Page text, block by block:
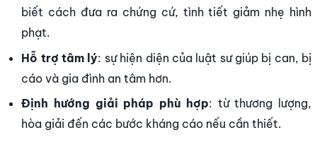
biết cách đưa ra chứng cứ, tình tiết giảm nhẹ hình
phạt.
Hỗ trợ tâm lý: sự hiện diện của luật sư giúp bị can, bị
cáo và gia đình an tâm hơn.
Định hướng giải pháp phù hợp: từ thương lượng,
hòa giải đến các bước kháng cáo nếu cần thiết.